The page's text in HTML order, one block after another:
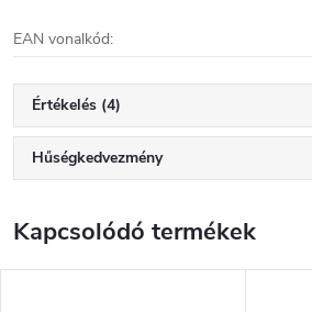
amelyek könnyen kezelhetők és minden
csereszalagok vásárolhatók.Ezen kívül a
élezőkészleteket
is.
részletesen átgondoltak, hogy a csiszolás
legyen. A Work Sharp folyamatosan
szabadalommal rendelkezik a élezés
EAN vonalkód:
Értékelés (4)
Hűségkedvezmény
Kapcsolódó termékek